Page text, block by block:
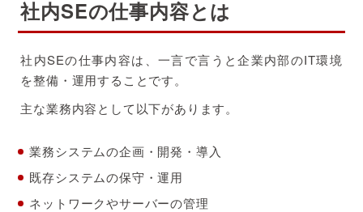
社内SEの仕事内容とは
社内SEの仕事内容は、一言で言うと企業内部のIT環境
を整備・運用することです。
主な業務内容として以下があります。
業務システムの企画・開発・導入
既存システムの保守・運用
ネットワークやサーバーの管理